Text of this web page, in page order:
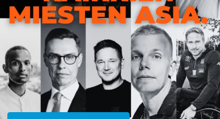
Lahjoita
Etsi